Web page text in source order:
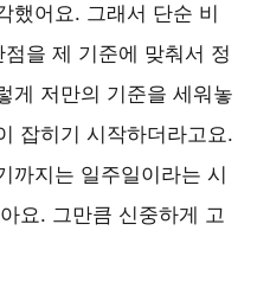
했어요. 그래서 단순 비
을 제 기준에 맞춰서 정
게 저만의 기준을 세워놓
잡히기 시작하더라고요.
까지는 일주일이라는 시
요. 그만큼 신중하게 고